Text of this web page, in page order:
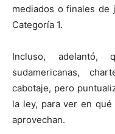
mediados o finales de
Categoría 1.
Incluso,
sudamericanas,
cabotaje, pero
la ley, para ver en
aprovechan.